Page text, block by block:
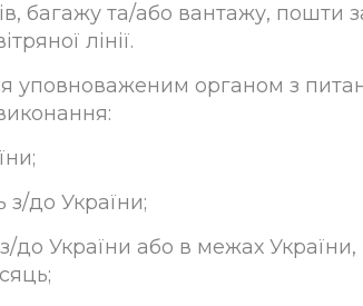
багажу та/або вантажу, пошти
лінії.
уповноваженим органом з
з/до України;
до України або в межах